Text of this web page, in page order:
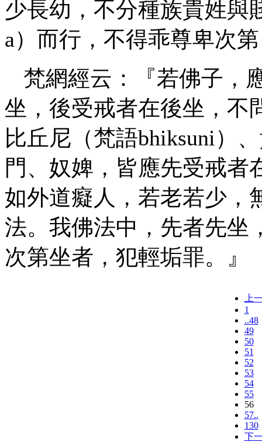
少長幼，不分種族貴姓與
a）而行，不得乖尊卑次
梵網經云：『若佛子，
坐，後受戒者在後坐，不
比丘尼（梵語bhiksuni）
門、奴婢，皆應先受戒者
如外道癡人，若老若少，
法。我佛法中，先者先坐
次第坐者，犯輕垢罪。』
上
1
..48
49
50
51
52
53
54
55
56
57..
130
下